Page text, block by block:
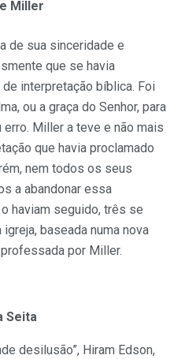
Miller
de sua sinceridade e
que se havia
interpretação bíblica. Foi
ou a graça do Senhor, para
Miller a teve e não mais
que havia proclamado
nem todos os seus
a abandonar essa
haviam seguido, três se
baseada numa nova
por Miller.
Seita
desilusão”, Hiram Edson,